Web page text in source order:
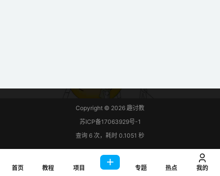
Copyright © 2026 趣讨教
苏ICP备17063929号-1
查询 6 次，耗时 0.1051 秒
首页 教程 项目 专题 热点 我的